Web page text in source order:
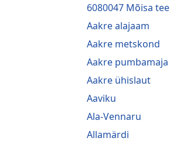
6080047 Mõisa tee
Aakre alajaam
Aakre metskond
Aakre pumbamaja
Aakre ühislaut
Aaviku
Ala-Vennaru
Allamärdi